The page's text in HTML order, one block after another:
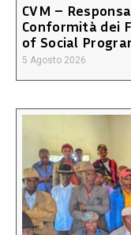
CVM –
Conformità dei
of Social
5 Agosto 2026